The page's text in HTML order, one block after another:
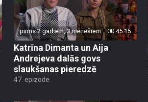
pirms 2 gadiem, 3 mēnešiem 00:45:15
Katrīna Dimanta un Aija
Andrejeva dalās govs
slaukšanas pieredzē
47. epizode